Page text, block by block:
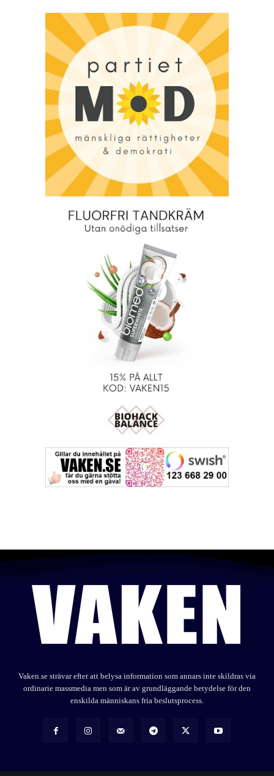
Vaken.se strävar efter att belysa information som annars inte skildras via
ordinarie massmedia men som är av grundläggande betydelse för den
enskilda människans fria beslutsprocess.